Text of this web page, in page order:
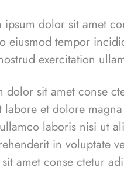
ipsum dolor sit amet
eiusmod tempor
exercitation
dolor sit amet conse
et dolore
laboris nisi ut
in voluptate
amet conse ctetur